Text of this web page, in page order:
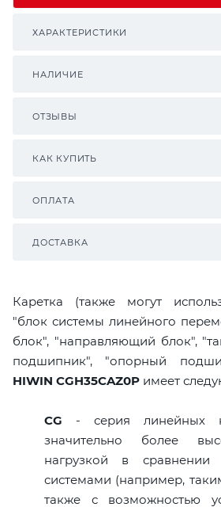
ХАРАКТЕРИСТИКИ
НАЛИЧИЕ
ОТЗЫВЫ
КАК КУПИТЬ
ОПЛАТА
ДОСТАВКА
Каретка (также могут
"блок системы линейного
блок", "направляющий блок",
подшипник", "опорный
HIWIN CGH35CAZ0P имеет
CG - серия линейных
значительно более
нагрузкой в сравнении
системами (например,
также с возможностью